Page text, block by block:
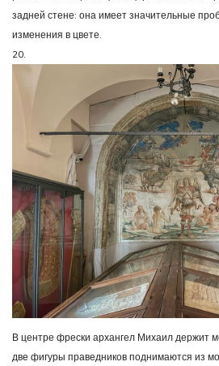
задней стене: она имеет значительные
изменения в цвете.
20.
В центре фрески архангел Михаил держит
две фигуры праведников поднимаются из